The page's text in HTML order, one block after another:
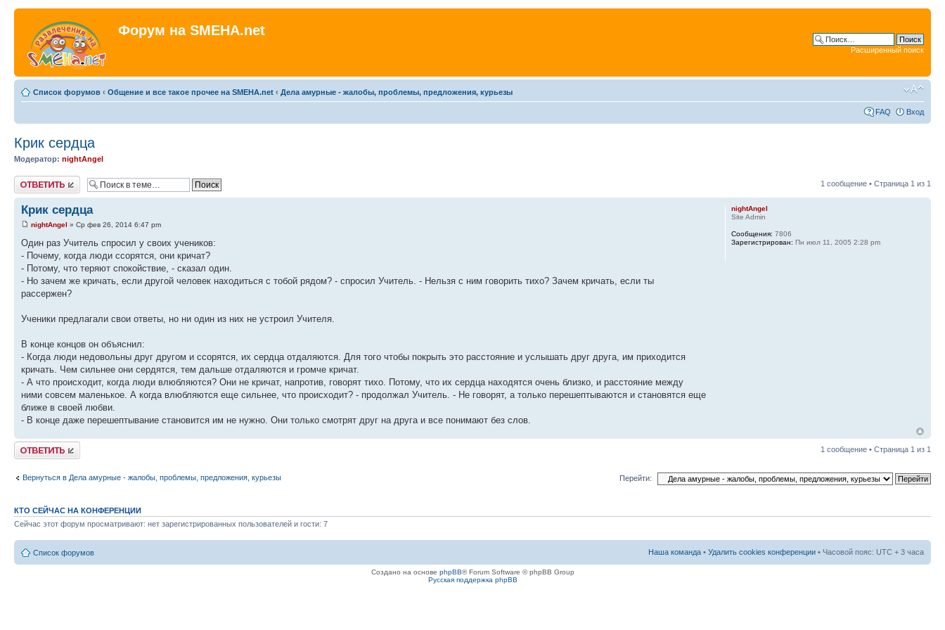
Форум на SMEHA.net
Расширенный поиск
Список форумов ‹ Общение и все такое прочее на SMEHA.net ‹ Дела амурные - жалобы, проблемы, предложения, курьезы
FAQ Вход
Крик сердца
Модератор: nightAngel
Ответить 1 сообщение • Страница 1 из 1
Крик сердца
nightAngel » Ср фев 26, 2014 6:47 pm
Один раз Учитель спросил у своих учеников:
- Почему, когда люди ссорятся, они кричат?
- Потому, что теряют спокойствие, - сказал один.
- Но зачем же кричать, если другой человек находиться с тобой рядом? - спросил Учитель. - Нельзя с ним говорить тихо? Зачем кричать, если ты
рассержен?
Ученики предлагали свои ответы, но ни один из них не устроил Учителя.
В конце концов он объяснил:
- Когда люди недовольны друг другом и ссорятся, их сердца отдаляются. Для того чтобы покрыть это расстояние и услышать друг друга, им приходится
кричать. Чем сильнее они сердятся, тем дальше отдаляются и громче кричат.
- А что происходит, когда люди влюбляются? Они не кричат, напротив, говорят тихо. Потому, что их сердца находятся очень близко, и расстояние между
ними совсем маленькое. А когда влюбляются еще сильнее, что происходит? - продолжал Учитель. - Не говорят, а только перешептываются и становятся еще
ближе в своей любви.
- В конце даже перешептывание становится им не нужно. Они только смотрят друг на друга и все понимают без слов.
nightAngel
Site Admin
Сообщения: 7806
Зарегистрирован: Пн июл 11, 2005 2:28 pm
Ответить 1 сообщение • Страница 1 из 1
Вернуться в Дела амурные - жалобы, проблемы, предложения, курьезы Перейти:
КТО СЕЙЧАС НА КОНФЕРЕНЦИИ
Сейчас этот форум просматривают: нет зарегистрированных пользователей и гости: 7
Список форумов Наша команда • Удалить cookies конференции • Часовой пояс: UTC + 3 часа
Создано на основе phpBB® Forum Software © phpBB Group
Русская поддержка phpBB